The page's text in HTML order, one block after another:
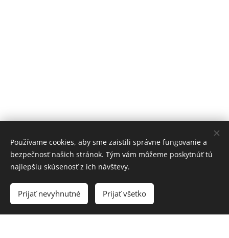
Používame cookies, aby sme zaistili správne fungovanie a
bezpečnosť našich stránok. Tým vám môžeme poskytnúť tú
najlepšiu skúsenosť z ich návštevy.
Prijať nevyhnutné Prijať všetko